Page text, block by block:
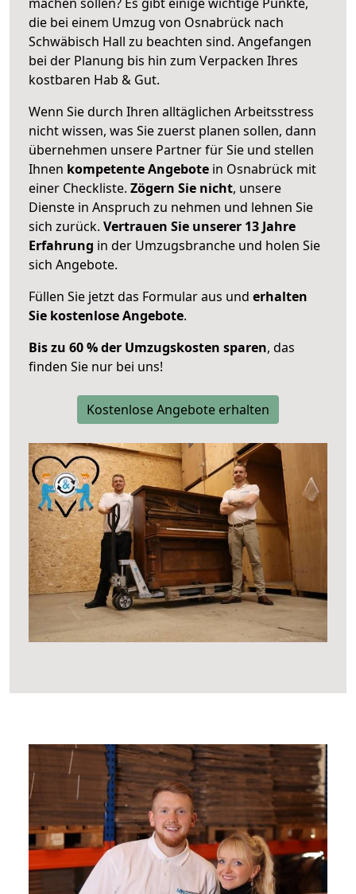
die bei einem Umzug von Osnabrück nach
Schwäbisch Hall zu beachten sind. Angefangen
bei der Planung bis hin zum Verpacken Ihres
kostbaren Hab & Gut.
Wenn Sie durch Ihren alltäglichen Arbeitsstress
nicht wissen, was Sie zuerst planen sollen, dann
übernehmen unsere Partner für Sie und stellen
Ihnen kompetente Angebote in Osnabrück mit
einer Checkliste. Zögern Sie nicht, unsere
Dienste in Anspruch zu nehmen und lehnen Sie
sich zurück. Vertrauen Sie unserer 13 Jahre
Erfahrung in der Umzugsbranche und holen Sie
sich Angebote.
Füllen Sie jetzt das Formular aus und erhalten
Sie kostenlose Angebote.
Bis zu 60 % der Umzugskosten sparen, das
finden Sie nur bei uns!
Kostenlose Angebote erhalten